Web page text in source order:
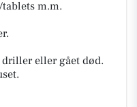
m.m.
eller gået død.